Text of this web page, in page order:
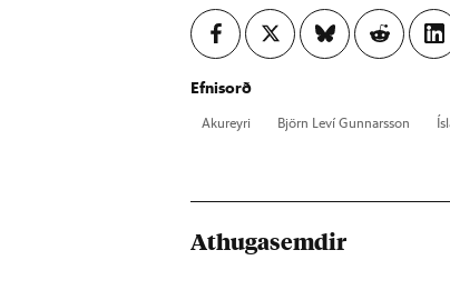
Efnisorð
Ak­ur­eyri Björn Leví Gunn­ars­son
Athugasemdir